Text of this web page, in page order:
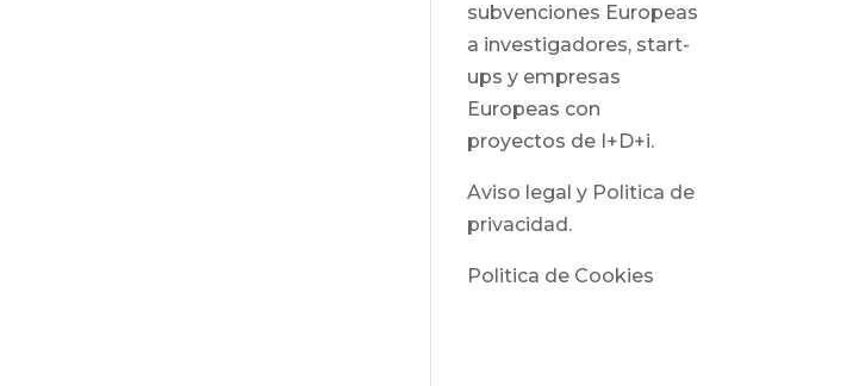
subvenciones Europeas
a investigadores, start-
ups y empresas
Europeas con
proyectos de I+D+i.
Aviso legal y Politica de
privacidad.
Politica de Cookies